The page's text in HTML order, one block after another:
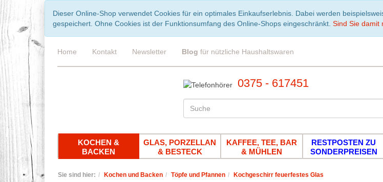
Dieser Online-Shop verwendet Cookies für ein optimales Einkaufserlebnis. Dabei werden
gespeichert. Ohne Cookies ist der Funktionsumfang des Online-Shops eingeschränkt. Sind Sie damit
Home Kontakt Newsletter Blog für nützliche Haushaltswaren
0375 - 617451
KOCHEN &
BACKEN
GLAS, PORZELLAN
& BESTECK
KAFFEE, TEE, BAR
& MÜHLEN
RESTPOSTEN ZU
SONDERPREISEN
Sie sind hier: Kochen und Backen Töpfe und Pfannen Kochgeschirr feuerfestes Glas